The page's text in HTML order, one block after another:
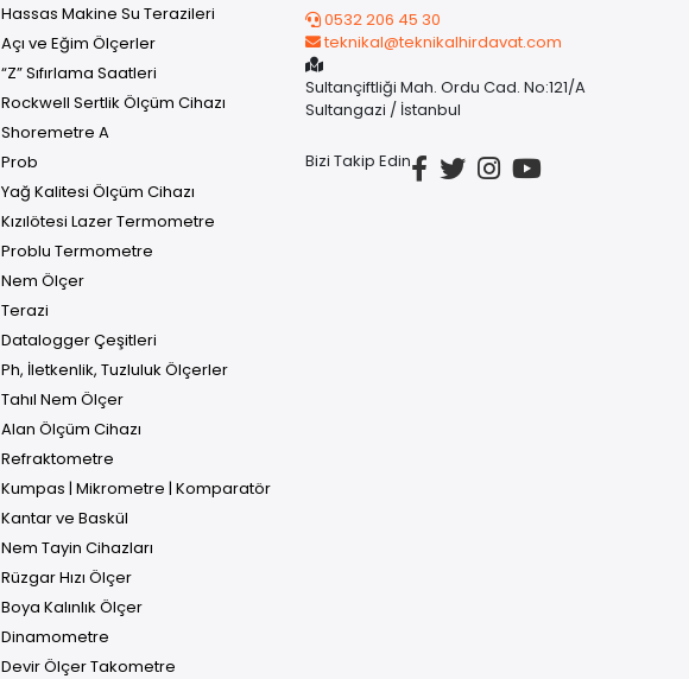
Hassas Makine Su Terazileri
Açı ve Eğim Ölçerler
“Z” Sıfırlama Saatleri
Rockwell Sertlik Ölçüm Cihazı
Shoremetre A
Prob
Yağ Kalitesi Ölçüm Cihazı
Kızılötesi Lazer Termometre
Problu Termometre
Nem Ölçer
Terazi
Datalogger Çeşitleri
Ph, İletkenlik, Tuzluluk Ölçerler
Tahıl Nem Ölçer
Alan Ölçüm Cihazı
Refraktometre
Kumpas | Mikrometre | Komparatör
Kantar ve Baskül
Nem Tayin Cihazları
Rüzgar Hızı Ölçer
Boya Kalınlık Ölçer
Dinamometre
Devir Ölçer Takometre
0532 206 45 30
teknikal@teknikalhirdavat.com
Sultançiftliği Mah. Ordu Cad. No:121/A
Sultangazi / İstanbul
Bizi Takip Edin